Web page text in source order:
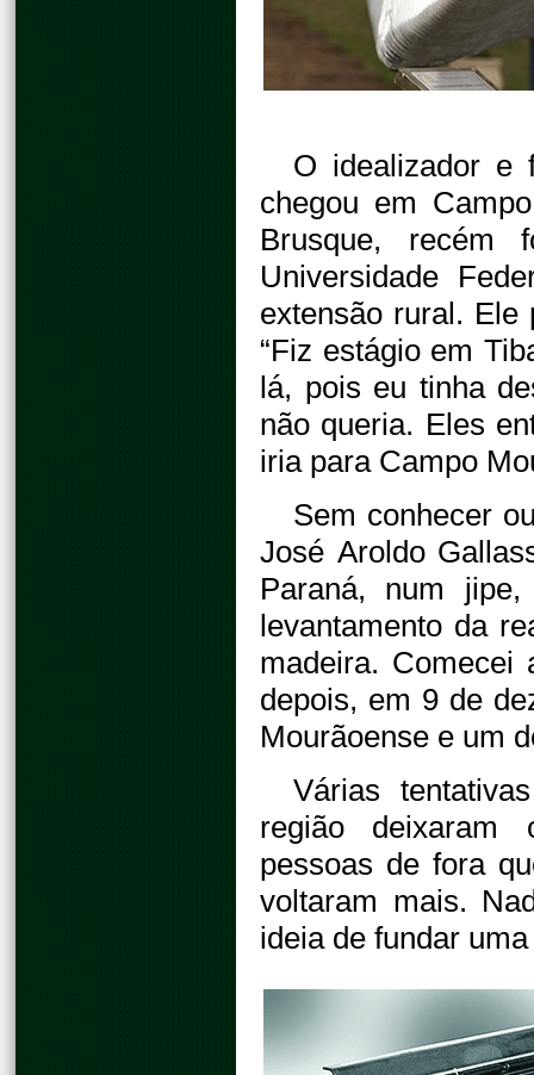
O idealizador e
chegou em
Brusque, recém
Universidade
extensão rural. Ele
“Fiz estágio em
lá, pois eu tinha
não queria. Eles
iria para Campo
Sem conhecer
José Aroldo
Paraná, num
levantamento da
madeira. Comecei
depois, em 9 de
Mourãoense e um
Várias
região deixaram
pessoas de fora
voltaram mais.
ideia de fundar